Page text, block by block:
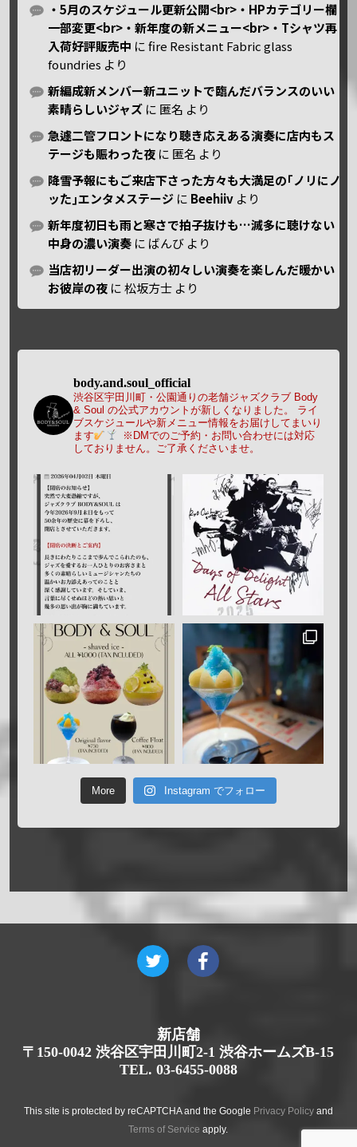
・5月のスケジュール更新公開<br>・HPカテゴリー欄
一部変更<br>・新年度の新メニュー<br>・Tシャツ再
入荷好評販売中 にfire Resistant Fabric glass
foundries より
新編成新メンバー新ユニットで臨んだバランスのいい
素晴らしいジャズ に 匿名 より
急遽二管フロントになり聴き応えある演奏に店内もス
テージも賑わった夜 に 匿名 より
降雪予報にもご来店下さった方々も大満足の｢ノリにノ
ッた｣エンタメステージ に Beehiiv より
新年度初日も雨と寒さで拍子抜けも…滅多に聴けない
中身の濃い演奏 に ばんび より
当店初リーダー出演の初々しい演奏を楽しんだ暖かい
お彼岸の夜 に松坂方士 より
body.and.soul_official
渋谷区宇田川町・公園通りの老舗ジャズクラブ Body
& Soul の公式アカウントが新しくなりました。
ライ
ブスケジュールや新メニュー情報をお届けしてまいり
ます
※DMでのご予約・お問い合わせには対応
しておりません。ご了承くださいませ。
More Instagram でフォロー
新店舗
〒150-0042 渋谷区宇田川町2-1 渋谷ホームズB-15
TEL. 03-6455-0088
This site is protected by reCAPTCHA and the Google Privacy Policyand
Terms of Service apply.